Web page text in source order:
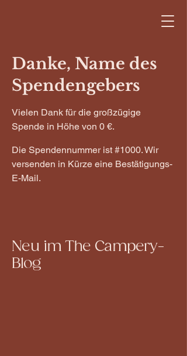
Danke, Name des
Spendengebers
Vielen Dank für die großzügige
Spende in Höhe von 0 €.
Die Spendennummer ist #1000. Wir
versenden in Kürze eine Bestätigungs-
E-Mail.
Neu im The Campery-
Blog